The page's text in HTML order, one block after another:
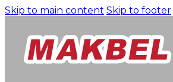
Skip to main content Skip to footer